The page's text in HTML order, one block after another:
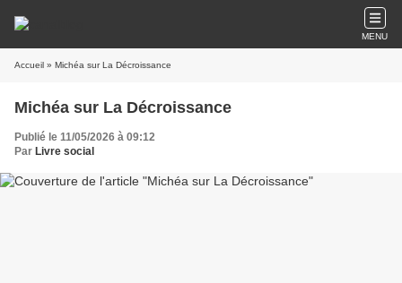
MENU
Accueil » Michéa sur La Décroissance
Michéa sur La Décroissance
Publié le 11/05/2026 à 09:12
Par Livre social